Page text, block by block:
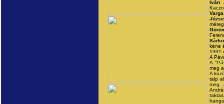
Iván
méreg
kéne
1991
A
A
meg
A
talp
meg.